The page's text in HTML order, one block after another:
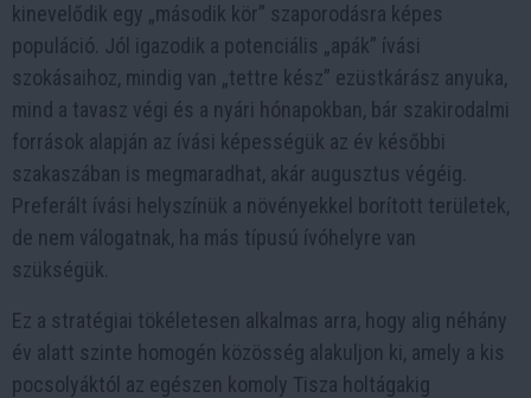
kinevelődik egy „második kör” szaporodásra képes
populáció. Jól igazodik a potenciális „apák” ívási
szokásaihoz, mindig van „tettre kész” ezüstkárász anyuka,
mind a tavasz végi és a nyári hónapokban, bár szakirodalmi
források alapján az ívási képességük az év későbbi
szakaszában is megmaradhat, akár augusztus végéig.
Preferált ívási helyszínük a növényekkel borított területek,
de nem válogatnak, ha más típusú ívóhelyre van
szükségük.
Ez a stratégiai tökéletesen alkalmas arra, hogy alig néhány
év alatt szinte homogén közösség alakuljon ki, amely a kis
pocsolyáktól az egészen komoly Tisza holtágakig